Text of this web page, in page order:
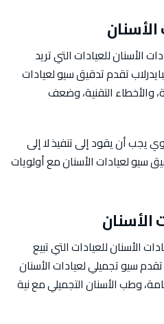
الأسنان للعيادات التي تريد
تقدم تدقيق سيو لعيادات
والأخطاء التقنية، وضعف
يجب أن يقود إلى تنفيذ لا إلى
سيو لعيادات الأسنان مع أولويات
الأسنان للعيادات التي تبيع
سيو تجميلي لعيادات الأسنان
وطب الأسنان التجميلي مع نية